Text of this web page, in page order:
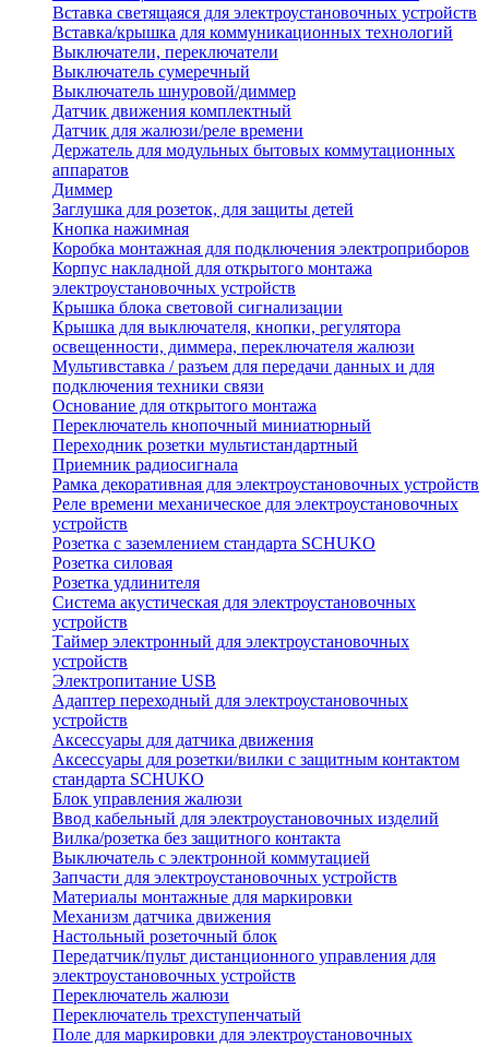
Вставка светящаяся для электроустановочных устройств
Вставка/крышка для коммуникационных технологий
Выключатели, переключатели
Выключатель сумеречный
Выключатель шнуровой/диммер
Датчик движения комплектный
Датчик для жалюзи/реле времени
Держатель для модульных бытовых коммутационных
аппаратов
Диммер
Заглушка для розеток, для защиты детей
Кнопка нажимная
Коробка монтажная для подключения электроприборов
Корпус накладной для открытого монтажа
электроустановочных устройств
Крышка блока световой сигнализации
Крышка для выключателя, кнопки, регулятора
освещенности, диммера, переключателя жалюзи
Мультивставка / разъем для передачи данных и для
подключения техники связи
Основание для открытого монтажа
Переключатель кнопочный миниатюрный
Переходник розетки мультистандартный
Приемник радиосигнала
Рамка декоративная для электроустановочных устройств
Реле времени механическое для электроустановочных
устройств
Розетка с заземлением стандарта SCHUKO
Розетка силовая
Розетка удлинителя
Система акустическая для электроустановочных
устройств
Таймер электронный для электроустановочных
устройств
Электропитание USB
Адаптер переходный для электроустановочных
устройств
Аксессуары для датчика движения
Аксессуары для розетки/вилки с защитным контактом
стандарта SCHUKO
Блок управления жалюзи
Ввод кабельный для электроустановочных изделий
Вилка/розетка без защитного контакта
Выключатель с электронной коммутацией
Запчасти для электроустановочных устройств
Материалы монтажные для маркировки
Механизм датчика движения
Настольный розеточный блок
Передатчик/пульт дистанционного управления для
электроустановочных устройств
Переключатель жалюзи
Переключатель трехступенчатый
Поле для маркировки для электроустановочных